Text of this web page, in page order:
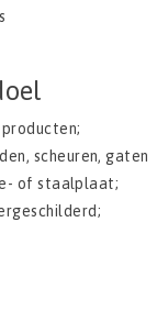
scheuren, gaten
of staalplaat;